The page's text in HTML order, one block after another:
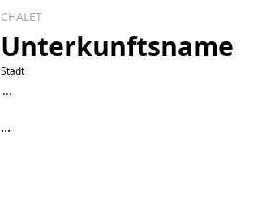
CHALET
Unterkunftsname
Stadt
...
...